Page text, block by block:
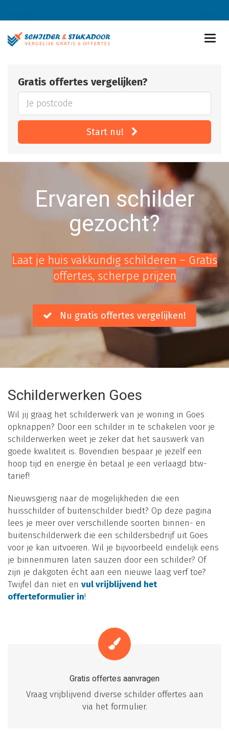
Gratis offertes vergelijken?
Start nu!
Ervaren schilder
gezocht?
Laat je huis vakkundig schilderen – Gratis
offertes, scherpe prijzen
Nu gratis offertes vergelijken!
Schilderwerken Goes
Wil jij graag het schilderwerk van je woning in Goes
opknappen? Door een schilder in te schakelen voor je
schilderwerken weet je zeker dat het sauswerk van
goede kwaliteit is. Bovendien bespaar je jezelf een
hoop tijd en energie én betaal je een verlaagd btw-
tarief!
Nieuwsgierig naar de mogelijkheden die een
huisschilder of buitenschilder biedt? Op deze pagina
lees je meer over verschillende soorten binnen- en
buitenschilderwerk die een schildersbedrijf uit Goes
voor je kan uitvoeren. Wil je bijvoorbeeld eindelijk eens
je binnenmuren laten sauzen door een schilder? Of
zijn je dakgoten écht aan een nieuwe laag verf toe?
Twijfel dan niet en vul vrijblijvend het
offerteformulier in!
Gratis offertes aanvragen
Vraag vrijblijvend diverse schilder offertes aan
via het formulier.